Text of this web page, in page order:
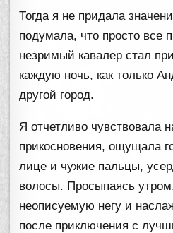
Тогда я не придала
подумала, что просто все
незримый кавалер стал
каждую ночь, как только
другой город.
Я отчетливо чувствовала
прикосновения, ощущала
лице и чужие пальцы,
волосы. Просыпаясь
неописуемую негу и
после приключения с